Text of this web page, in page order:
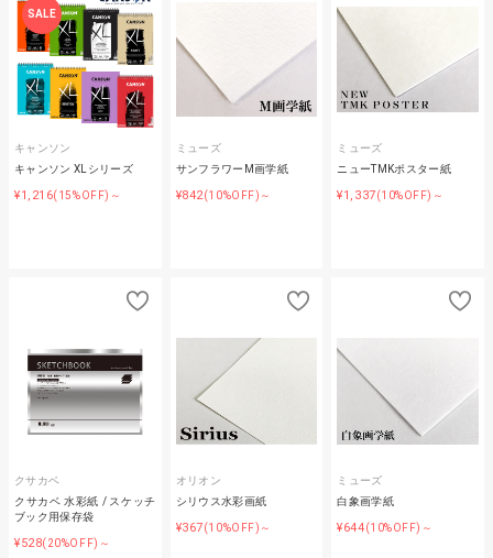
SALE
キャンソン
キャンソン XLシリーズ
¥1,216(15%OFF)～
ミューズ
サンフラワーM画学紙
¥842(10%OFF)～
ミューズ
ニューTMKポスター紙
¥1,337(10%OFF)～
クサカベ
クサカベ 水彩紙 / スケッチ
ブック用保存袋
¥528(20%OFF)～
オリオン
シリウス水彩画紙
¥367(10%OFF)～
ミューズ
白象画学紙
¥644(10%OFF)～